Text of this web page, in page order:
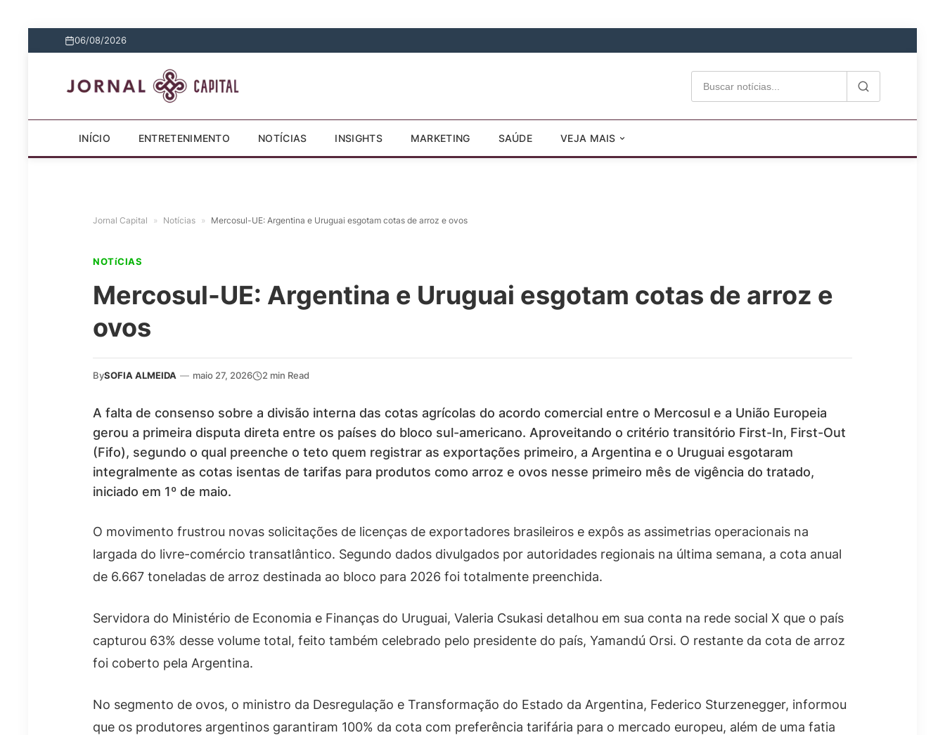
06/08/2026
INÍCIO ENTRETENIMENTO NOTÍCIAS INSIGHTS MARKETING SAÚDE VEJA MAIS
Jornal Capital » Notícias » Mercosul-UE: Argentina e Uruguai esgotam cotas de arroz e ovos
NOTíCIAS
Mercosul-UE: Argentina e Uruguai esgotam cotas de arroz e
ovos
BySOFIA ALMEIDA — maio 27, 2026 2 min Read
A falta de consenso sobre a divisão interna das cotas agrícolas do acordo comercial entre o Mercosul e a União Europeia
gerou a primeira disputa direta entre os países do bloco sul-americano. Aproveitando o critério transitório First-In, First-Out
(Fifo), segundo o qual preenche o teto quem registrar as exportações primeiro, a Argentina e o Uruguai esgotaram
integralmente as cotas isentas de tarifas para produtos como arroz e ovos nesse primeiro mês de vigência do tratado,
iniciado em 1º de maio.
O movimento frustrou novas solicitações de licenças de exportadores brasileiros e expôs as assimetrias operacionais na
largada do livre-comércio transatlântico. Segundo dados divulgados por autoridades regionais na última semana, a cota anual
de 6.667 toneladas de arroz destinada ao bloco para 2026 foi totalmente preenchida.
Servidora do Ministério de Economia e Finanças do Uruguai, Valeria Csukasi detalhou em sua conta na rede social X que o país
capturou 63% desse volume total, feito também celebrado pelo presidente do país, Yamandú Orsi. O restante da cota de arroz
foi coberto pela Argentina.
No segmento de ovos, o ministro da Desregulação e Transformação do Estado da Argentina, Federico Sturzenegger, informou
que os produtores argentinos garantiram 100% da cota com preferência tarifária para o mercado europeu, além de uma fatia